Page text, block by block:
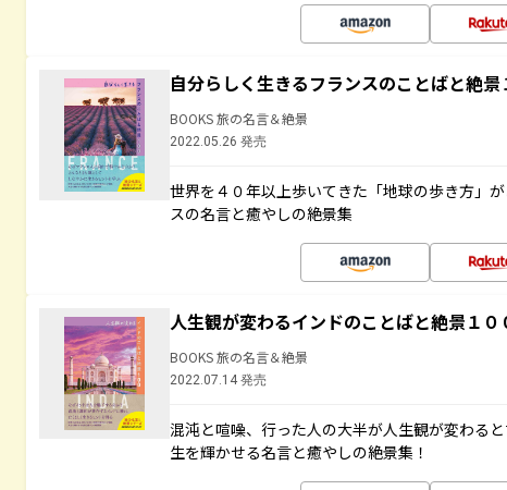
自分らしく生きるフランスのことばと絶景
BOOKS 旅の名言＆絶景
2022.05.26 発売
世界を４０年以上歩いてきた「地球の歩き方」
スの名言と癒やしの絶景集
人生観が変わるインドのことばと絶景１０
BOOKS 旅の名言＆絶景
2022.07.14 発売
混沌と喧噪、行った人の大半が人生観が変わる
生を輝かせる名言と癒やしの絶景集！